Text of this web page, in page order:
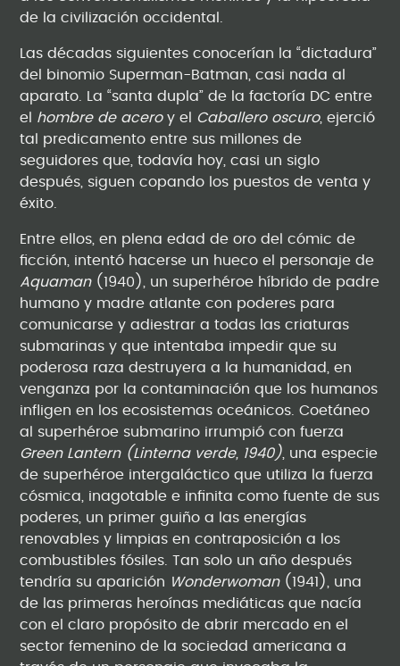
de la civilización occidental.
Las décadas siguientes conocerían la “dictadura”
del binomio Superman-Batman, casi nada al
aparato. La “santa dupla” de la factoría DC entre
el hombre de aceroy el Caballero oscuro, ejerció
tal predicamento entre sus millones de
seguidores que, todavía hoy, casi un siglo
después, siguen copando los puestos de venta y
éxito.
Entre ellos, en plena edad de oro del cómic de
ficción, intentó hacerse un hueco el personaje de
Aquaman(1940), un superhéroe híbrido de padre
humano y madre atlante con poderes para
comunicarse y adiestrar a todas las criaturas
submarinas y que intentaba impedir que su
poderosa raza destruyera a la humanidad, en
venganza por la contaminación que los humanos
infligen en los ecosistemas oceánicos. Coetáneo
al superhéroe submarino irrumpió con fuerza
Green Lantern (Linterna verde, 1940) , una especie
de superhéroe intergaláctico que utiliza la fuerza
cósmica, inagotable e infinita como fuente de sus
poderes, un primer guiño a las energías
renovables y limpias en contraposición a los
combustibles fósiles. Tan solo un año después
tendría su aparición Wonderwoman(1941), una
de las primeras heroínas mediáticas que nacía
con el claro propósito de abrir mercado en el
sector femenino de la sociedad americana a